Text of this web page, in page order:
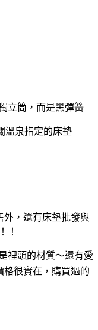
立筒，而是黑彈簧
溫泉指定的床墊
外，還有床墊批發與
！
裡頭的材質～還有愛
格很實在，購買過的